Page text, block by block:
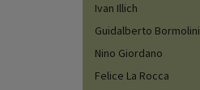
Ivan Illich
Guidalberto Bormolini
Nino Giordano
Felice La Rocca